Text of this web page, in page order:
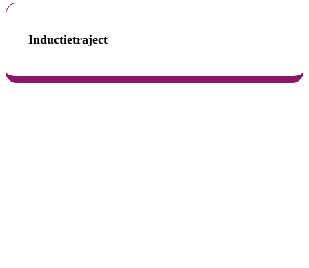
Inductietraject